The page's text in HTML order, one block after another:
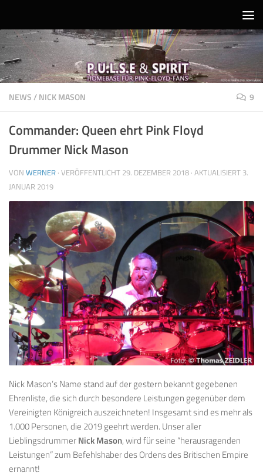
NEWS/NICK MASON 9
Commander: Queen ehrt Pink Floyd
Drummer Nick Mason
VON WERNER · VERÖFFENTLICHT 29. DEZEMBER 2018 · AKTUALISIERT 3.
JANUAR 2019
Nick Mason’s Name stand auf der gestern bekannt gegebenen
Ehrenliste, die sich durch besondere Leistungen gegenüber dem
Vereinigten Königreich auszeichneten! Insgesamt sind es mehr als
1.000 Personen, die 2019 geehrt werden. Unser aller
LieblingsdrummerNick Mason, wird für seine “herausragenden
Leistungen” zum Befehlshaber des Ordens des Britischen Empire
ernannt!